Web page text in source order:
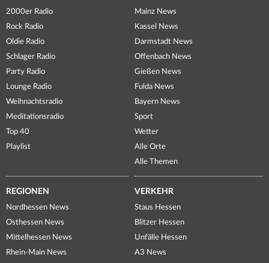
2000er Radio
Rock Radio
Oldie Radio
Schlager Radio
Party Radio
Lounge Radio
Weihnachtsradio
Meditationsradio
Top 40
Playlist
Mainz News
Kassel News
Darmstadt News
Offenbach News
Gießen News
Fulda News
Bayern News
Sport
Wetter
Alle Orte
Alle Themen
REGIONEN
Nordhessen News
Osthessen News
Mittelhessen News
Rhein-Main News
VERKEHR
Staus Hessen
Blitzer Hessen
Unfälle Hessen
A3 News